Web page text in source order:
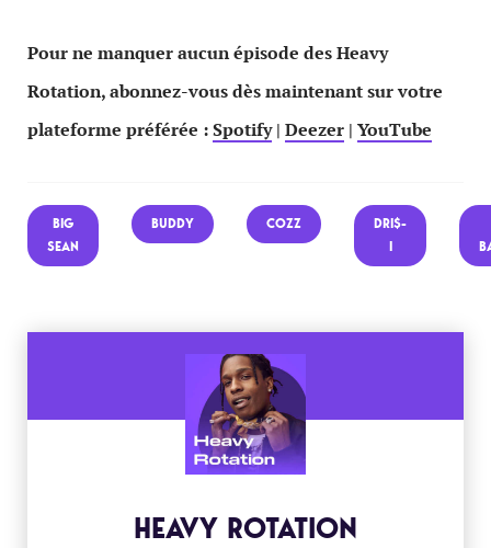
Pour ne manquer aucun épisode des Heavy
Rotation, abonnez-vous dès maintenant sur votre
plateforme préférée :Spotify| Deezer | YouTube
BIG
SEAN
BUDDY COZZ
DRI$-
I
HEAVY ROTATION